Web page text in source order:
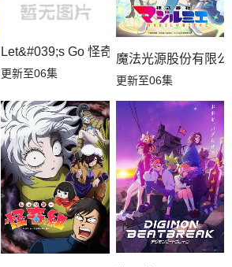
Let&#039;s Go 怪奇组
更新至06集
魔法光源股份有限
更新至06集